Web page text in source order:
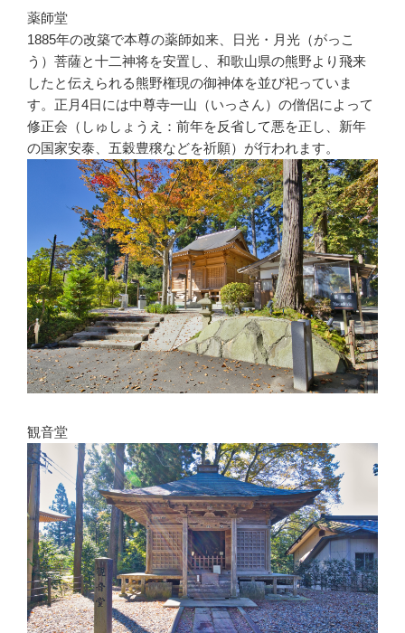
薬師堂
1885年の改築で本尊の薬師如来、日光・月光（がっこ
う）菩薩と十二神将を安置し、和歌山県の熊野より飛来
したと伝えられる熊野権現の御神体を並び祀っていま
す。正月4日には中尊寺一山（いっさん）の僧侶によって
修正会（しゅしょうえ：前年を反省して悪を正し、新年
の国家安泰、五穀豊穣などを祈願）が行われます。
観音堂